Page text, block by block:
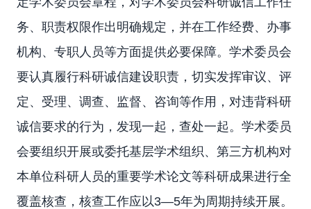
务、职责权限作出明确规定，并在工作经费、办事
机构、专职人员等方面提供必要保障。学术委员会
要认真履行科研诚信建设职责，切实发挥审议、评
定、受理、调查、监督、咨询等作用，对违背科研
诚信要求的行为，发现一起，查处一起。学术委员
会要组织开展或委托基层学术组织、第三方机构对
本单位科研人员的重要学术论文等科研成果进行全
覆盖核查，核查工作应以3—5年为周期持续开展。